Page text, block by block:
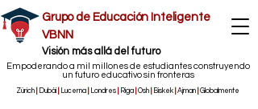
Grupo de Educación Inteligente
VBNN
​Visión más allá del futuro
Empoderando a mil millones de estudiantes construyendo
un futuro educativo sin fronteras
Zúrich Dubái Lucerna Londres Riga Osh Biskek Ajman Globalmente